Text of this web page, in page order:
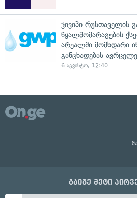
ჯივიპი რუსთაველის
წყალმომარაგების
არეალში მომხდარი
განცხადებას
6 აგვისტო, 12:40
გაიგე მეტი